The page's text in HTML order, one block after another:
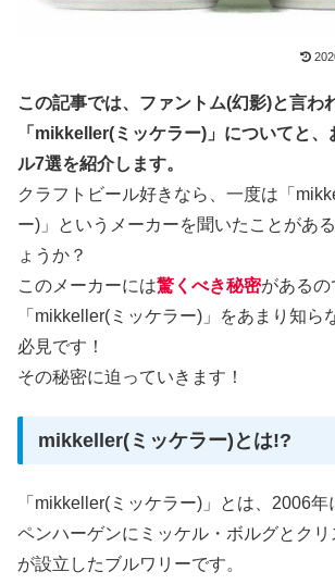
この記事では、ファントム(幻影)と言わ
「mikkeller(ミッケラー)」についてと
ル7選を紹介します。
クラフトビール好きなら、一度は「
ー)」というメーカーを聞いたことがあ
ょうか？
このメーカーには驚くべき秘密があるの
「mikkeller(ミッケラー)」をあまり知ら
必見です！
その秘密に迫っていきます！
mikkeller(ミッケラー)とは!?
「mikkeller(ミッケラー)」とは、2006年
ペンハーゲンにミッケル・ボルグとク
が設立したブルワリーです。